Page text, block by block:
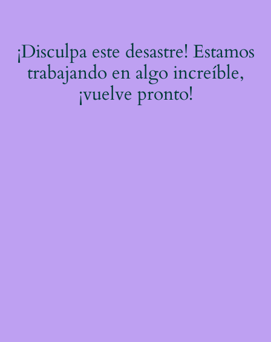
¡Disculpa este desastre! Estamos
trabajando en algo increíble,
¡vuelve pronto!